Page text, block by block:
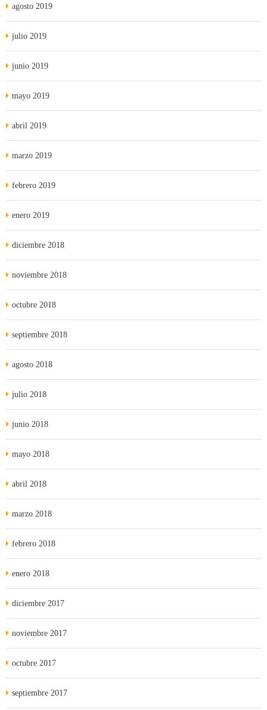
agosto 2019
julio 2019
junio 2019
mayo 2019
abril 2019
marzo 2019
febrero 2019
enero 2019
diciembre 2018
noviembre 2018
octubre 2018
septiembre 2018
agosto 2018
julio 2018
junio 2018
mayo 2018
abril 2018
marzo 2018
febrero 2018
enero 2018
diciembre 2017
noviembre 2017
octubre 2017
septiembre 2017